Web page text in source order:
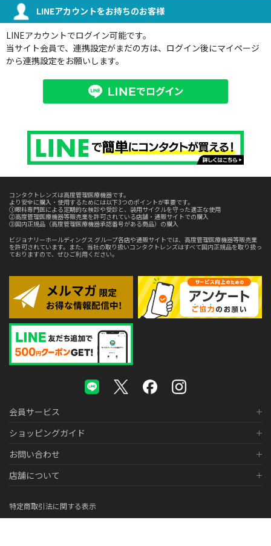
LINEアカウントをお持ちのお客様
LINEアカウントでログイン可能です。
当サイト会員で、連携設定がまだの方は、ログイン後にマイページ
から連携設定をお願いします。
コンタクトレンズは高度管理医療機器です。
より安全に購入・使用するためには以下3つのポイントが重要です。
①眼科専門医による定期的な検診や受診と、装用サイクルを守った適正な使用
②高度管理医療機器等販売業を許可されている店舗・通販サイトでの購入
③国内正規品（高度管理医療機器承認番号がある商品）の購入
ビジョナリーホールディングス グループ各店や通販サイトでは、高度管理医療機器等販売業
を許可されています。また、当社の取り扱いコンタクトレンズはすべて国内正規品を取り扱っ
ておりますので、ぜひご利用ください。
会員サービス
ショッピングガイド
お問い合わせ
店舗について
特定商取引法に関する表示